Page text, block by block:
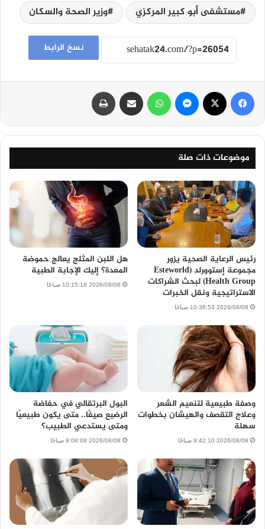
مستشفى أبو كبير المركزي وزير الصحة والسكان
نسخ الرابط
فيسبوك ماسنجر واتساب مشاركة عبر البريد
موضوعات ذات صلة
رئيس الرعاية الصحية يزور
مجموعة إستوورلد (Esteworld
Health Group) لبحث الشراكات
الاستراتيجية ونقل الخبرات
2026/08/08 10:38:53 صباحًا
هل اللبن المثلج يعالج حموضة
المعدة؟ إليك الإجابة الطبية
2026/08/08 10:15:18 صباحًا
وصفة طبيعية لتنعيم الشعر
وعلاج التقصف والهيشان بخطوات
سهلة
2026/08/08 9:42:10 صباحًا
البول البرتقالي في حفاضة
الرضيع صيفًا.. متى يكون طبيعيًا
ومتى يستدعي الطبيب؟
2026/08/08 9:08:08 صباحًا